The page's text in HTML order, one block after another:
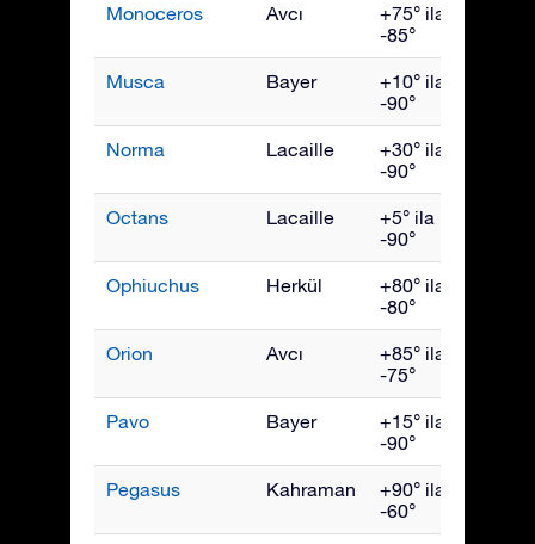
Monoceros Avcı
+75° ila
-85°
Musca Bayer
+10° ila
-90°
Norma Lacaille
+30° ila
-90°
Octans Lacaille
+5° ila
-90°
Ophiuchus Herkül
+80° ila
-80°
Orion Avcı
+85° ila
-75°
Pavo Bayer
+15° ila
-90°
Pegasus Kahraman
+90° ila
-60°